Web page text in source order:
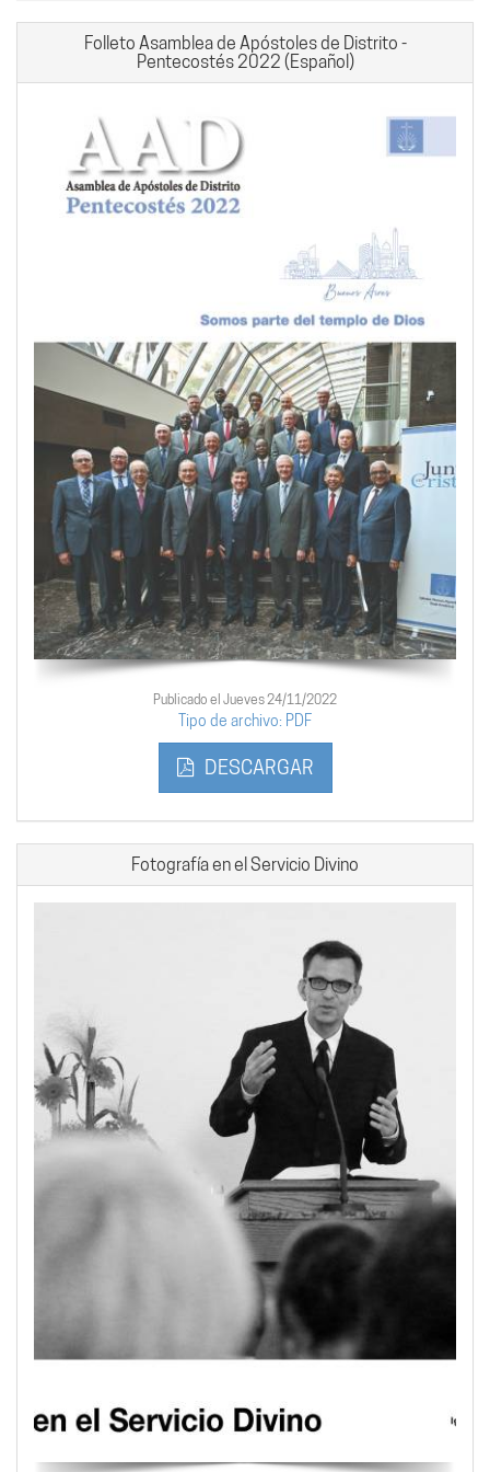
Folleto Asamblea de Apóstoles de Distrito -
Pentecostés 2022 (Español)
Publicado el Jueves 24/11/2022
Tipo de archivo: PDF
DESCARGAR
Fotografía en el Servicio Divino